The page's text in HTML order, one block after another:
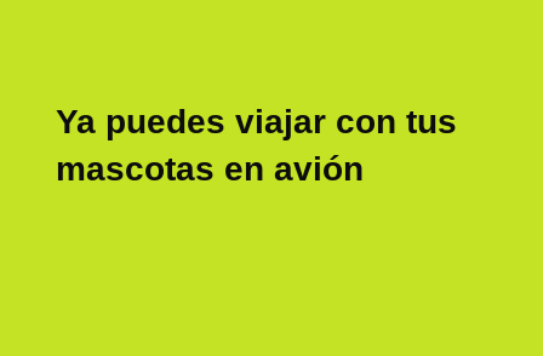
Ya puedes viajar con tus
mascotas en avión